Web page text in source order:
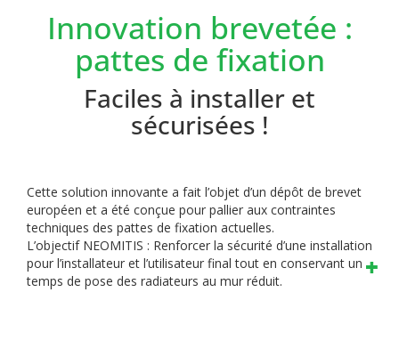
Innovation brevetée :
pattes de fixation
Faciles à installer et
sécurisées !
Cette solution innovante a fait l’objet d’un dépôt de brevet
européen et a été conçue pour pallier aux contraintes
techniques des pattes de fixation actuelles.
L’objectif NEOMITIS : Renforcer la sécurité d’une installation
pour l’installateur et l’utilisateur final tout en conservant un
temps de pose des radiateurs au mur réduit.